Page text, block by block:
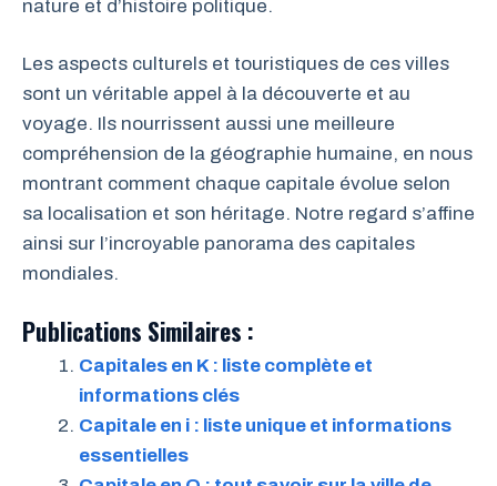
nature et d’histoire politique.
Les aspects culturels et touristiques de ces villes
sont un véritable appel à la découverte et au
voyage. Ils nourrissent aussi une meilleure
compréhension de la géographie humaine, en nous
montrant comment chaque capitale évolue selon
sa localisation et son héritage. Notre regard s’affine
ainsi sur l’incroyable panorama des capitales
mondiales.
Publications Similaires :
Capitales en K : liste complète et
informations clés
Capitale en i : liste unique et informations
essentielles